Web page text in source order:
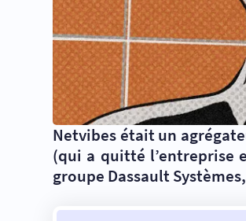
Netvibes était un
(qui a quitté l’entreprise
groupe Dassault